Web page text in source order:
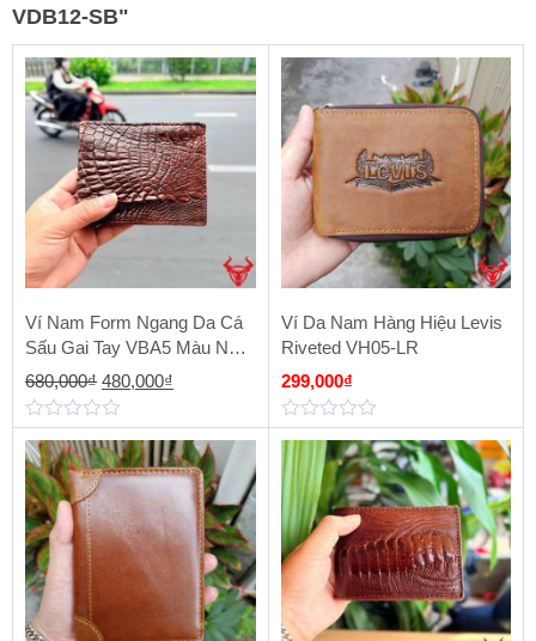
VDB12-SB"
Ví Nam Form Ngang Da Cá
Sấu Gai Tay VBA5 Màu Nâu
Đất
680,000₫ Giá
gốc
là:
680,000₫.
480,000₫
tại
là:
480,000₫.
0
out
of
5
Ví Da Nam Hàng Hiệu Levis
Riveted VH05-LR
299,000₫
0
out
of
5